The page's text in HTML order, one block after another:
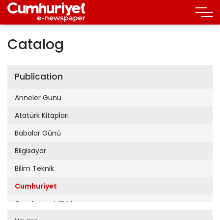
Catalog
Publication
Anneler Günü
Atatürk Kitapları
Babalar Günü
Bilgisayar
Bilim Teknik
Cumhuriyet
Cumhuriyet 19 Mayıs